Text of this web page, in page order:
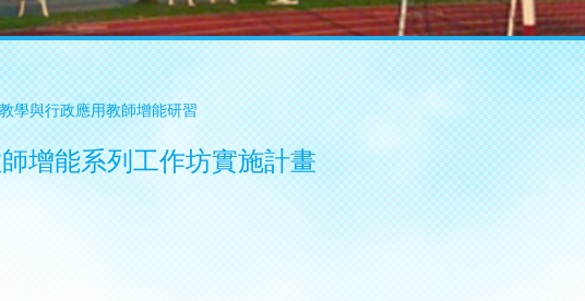
增能系列工作坊實施計畫